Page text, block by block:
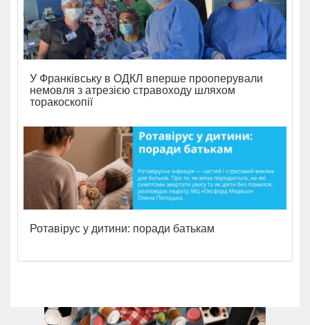
У Франківську в ОДКЛ вперше прооперували
немовля з атрезією стравоходу шляхом
торакоскопії
Ротавірус у дитини: поради батькам